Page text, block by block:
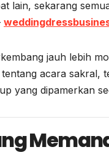
lain, sekarang
jauh lebih
acara sakral,
yang dipamerkan